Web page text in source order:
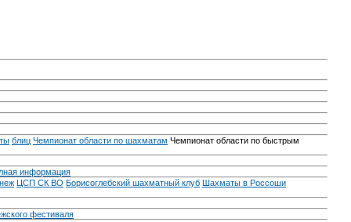
блиц Чемпионат области по шахматам Чемпионат области по быстрым
информация
ЦСП СК ВО Борисоглебский шахматный клуб Шахматы в Россоши
фестиваля